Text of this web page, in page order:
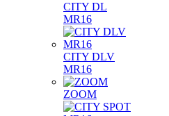
CITY DL
MR16
CITY DLV
MR16
ZOOM